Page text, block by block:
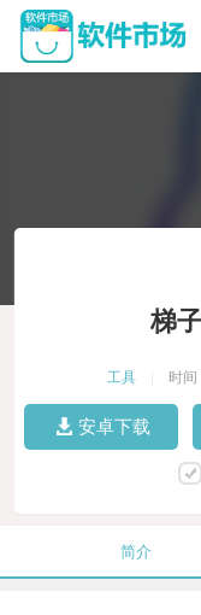
梯
工具 时
安卓下载
简介